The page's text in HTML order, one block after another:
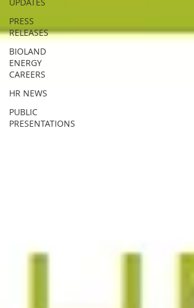
PRESS
RELEASES
BIOLAND
ENERGY
CAREERS
HR NEWS
PUBLIC
PRESENTATIONS